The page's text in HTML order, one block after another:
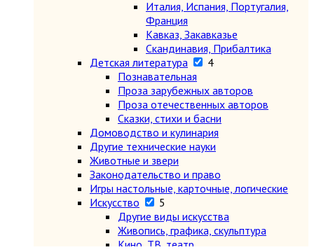
Италия, Испания, Португалия,
Франция
Кавказ, Закавказье
Скандинавия, Прибалтика
Детская литература
4
Познавательная
Проза зарубежных авторов
Проза отечественных авторов
Сказки, стихи и басни
Домоводство и кулинария
Другие технические науки
Животные и звери
Законодательство и право
Игры настольные, карточные, логические
Искусство
5
Другие виды искусства
Живопись, графика, скульптура
Кино, ТВ, театр